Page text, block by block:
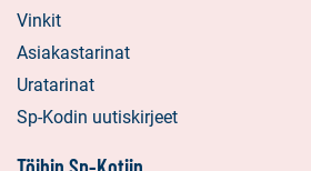
Vinkit
Asiakastarinat
Uratarinat
Sp-Kodin uutiskirjeet